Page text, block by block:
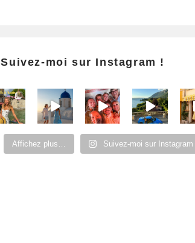
Suivez-moi sur Instagram !
Affichez plus… Suivez-moi sur Instagram